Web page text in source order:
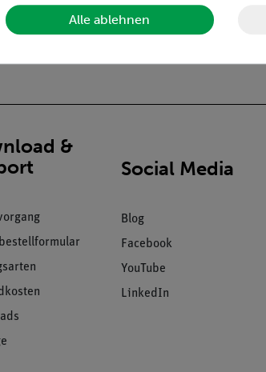
&
Social Media
Blog
Facebook
YouTube
LinkedIn
Alle ablehnen